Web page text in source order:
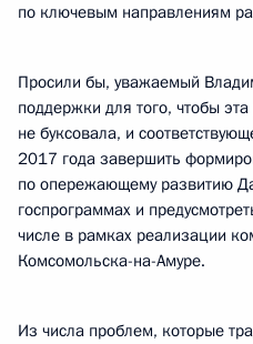
по ключевым направлениям
Просили бы, уважаемый
поддержки для того, чтобы
не буксовала, и
2017 года завершить
по опережающему развитию
госпрограммах и
числе в рамках реализации
Комсомольска-на-Амуре.
Из числа проблем, которые